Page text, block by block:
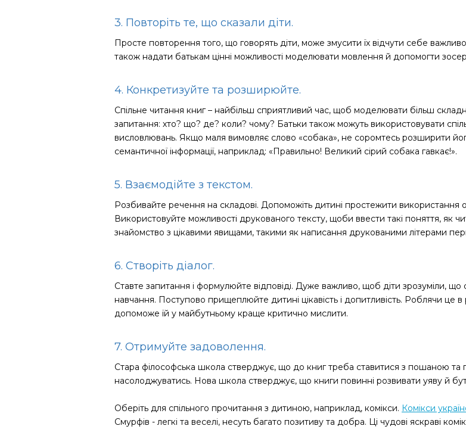
3. Повторіть те, що сказали діти.
Просте повторення того, що говорять діти, може змусити їх відчути себе
також надати батькам цінні можливості моделювати мовлення й допомогти
4. Конкретизуйте та розширюйте.
Спільне читання книг – найбільш сприятливий час, щоб моделювати більш
запитання: хто? що? де? коли? чому? Батьки також можуть використовувати
висловлювань. Якщо маля вимовляє слово «собака», не соромтесь розширити
семантичної інформації, наприклад: «Правильно! Великий сірий собака гавкає!».
5. Взаємодійте з текстом.
Розбивайте речення на складові. Допоможіть дитині простежити використання
Використовуйте можливості друкованого тексту, щоби ввести такі поняття, як
знайомство з цікавими явищами, такими як написання друкованими літерами
6. Створіть діалог.
Ставте запитання і формулюйте відповіді. Дуже важливо, щоб діти зрозуміли,
навчання. Поступово прищеплюйте дитині цікавість і допитливість. Роблячи це
допоможе їй у майбутньому краще критично мислити.
7. Отримуйте задоволення.
Стара філософська школа стверджує, що до книг треба ставитися з пошаною
насолоджуватись. Нова школа стверджує, що книги повинні розвивати уяву й
Оберіть для спільного прочитання з дитиною, наприклад, комікси. Комікси
Смурфів - легкі та веселі, несуть багато позитиву та добра. Ці чудові яскраві